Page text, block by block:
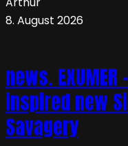
8. August 2026
news.
inspired new
Savagery